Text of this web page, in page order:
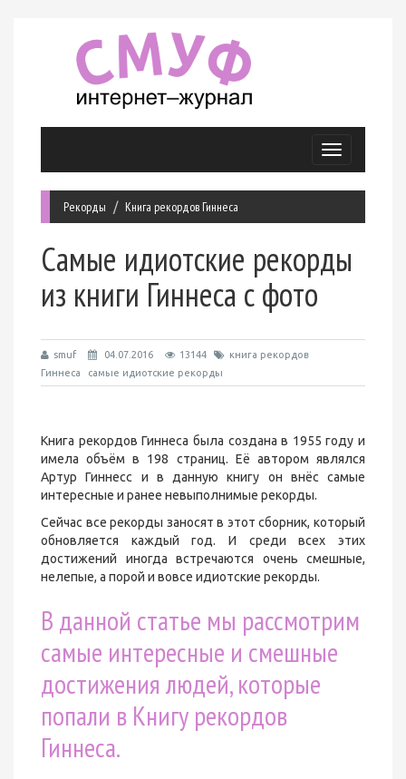
Меню
Рекорды Книга рекордов Гиннеcа
Самые идиотские рекорды
из книги Гиннеса с фото
smuf 04.07.2016 13144
книга рекордов
Гиннеса
самые идиотские рекорды
Книга рекордов Гиннеса была создана в 1955 году и
имела объём в 198 страниц. Её автором являлся
Артур Гиннесс и в данную книгу он внёс самые
интересные и ранее невыполнимые рекорды.
Сейчас все рекорды заносят в этот сборник, который
обновляется каждый год. И среди всех этих
достижений иногда встречаются очень смешные,
нелепые, а порой и вовсе идиотские рекорды.
В данной статье мы рассмотрим
самые интересные и смешные
достижения людей, которые
попали в Книгу рекордов
Гиннеса.